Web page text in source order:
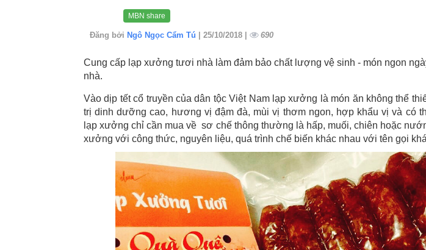
MBN share
Đăng bởi Ngô Ngọc Cẩm Tú | 25/10/2018 | 690
Cung cấp lạp xưởng tươi nhà làm đảm bảo chất lượng vệ sinh - món ngon
nhà.
Vào dịp tết cổ truyền của dân tộc Việt Nam lạp xưởng là món ăn không thể
trị dinh dưỡng cao, hương vị đậm đà, mùi vị thơm ngon, hợp khẩu vị và có
lạp xưởng chỉ cần mua về sơ chế thông thường là hấp, muối, chiên hoặc
xưởng với công thức, nguyên liệu, quá trình chế biến khác nhau với tên gọi